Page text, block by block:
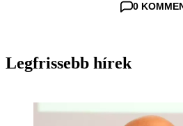
0
Legfrissebb hírek